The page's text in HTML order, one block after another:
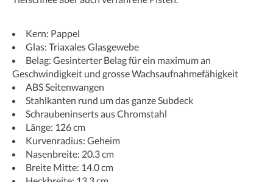
Kern: Pappel
Glas: Triaxales Glasgewebe
Belag: Gesinterter Belag für ein maximum an
Geschwindigkeit und grosse Wachsaufnahmefähigkeit
ABS Seitenwangen
Stahlkanten rund um das ganze Subdeck
Schraubeninserts aus Chromstahl
Länge: 126 cm
Kurvenradius: Geheim
Nasenbreite: 20.3 cm
Breite Mitte: 14.0 cm